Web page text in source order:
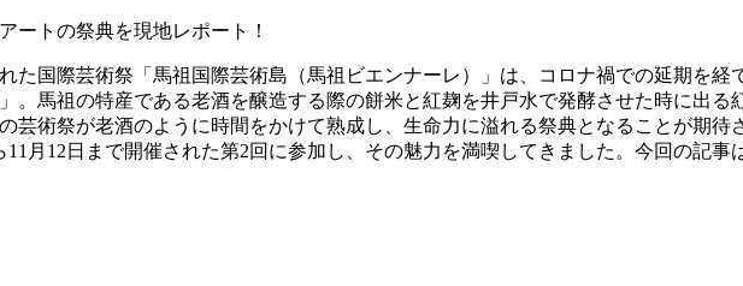
た国際芸術祭「馬祖国際芸術島（馬祖ビエンナーレ）」は、コロナ禍での延期を
。馬祖の特産である老酒を醸造する際の餅米と紅麹を井戸水で発酵させた時に出
芸術祭が老酒のように時間をかけて熟成し、生命力に溢れる祭典となることが期待
11月12日まで開催された第2回に参加し、その魅力を満喫してきました。今回の記